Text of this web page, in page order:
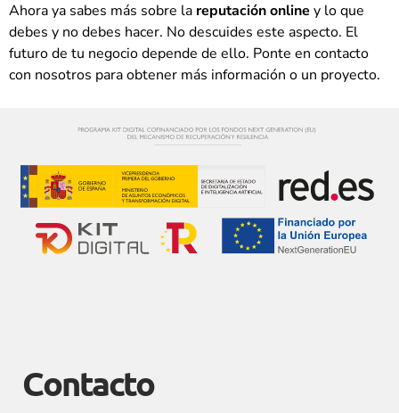
Ahora ya sabes más sobre la reputación online y lo que
debes y no debes hacer. No descuides este aspecto. El
futuro de tu negocio depende de ello. Ponte en contacto
con nosotros para obtener más información o un proyecto.
Contacto